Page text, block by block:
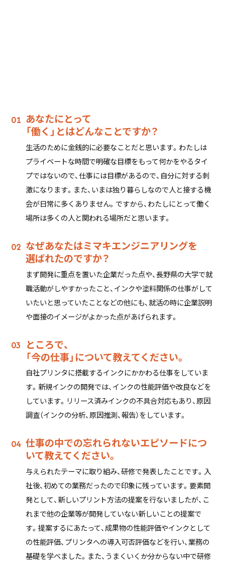
あなたにとって
「働く」とはどんなことですか？
生活のために金銭的に必要なことだと思います。わたしは
プライベートな時間で明確な目標をもって何かをやるタイ
プではないので、仕事には目標があるので、自分に対する刺
激になります。また、いまは独り暮らしなので人と接する機
会が日常に多くありません。ですから、わたしにとって働く
場所は多くの人と関われる場所だと思います。
なぜあなたはミマキエンジニアリングを
選ばれたのですか？
まず開発に重点を置いた企業だった点や、長野県の大学で就
職活動がしやすかったこと、インクや塗料関係の仕事がして
いたいと思っていたことなどの他にも、就活の時に企業説明
や面接のイメージがよかった点があげられます。
ところで、
「今の仕事」について教えてください。
自社プリンタに搭載するインクにかかわる仕事をしていま
す。新規インクの開発では、インクの性能評価や改良などを
しています。リリース済みインクの不具合対応もあり、原因
調査（インクの分析、原因推測、報告）をしています。
仕事の中での忘れられないエピソードにつ
いて教えてください。
与えられたテーマに取り組み、研修で発表したことです。入
社後、初めての業務だったので印象に残っています。要素開
発として、新しいプリント方法の提案を行ないましたが、こ
れまで他の企業等が開発していない新しいことの提案で
す。提案するにあたって、成果物の性能評価やインクとして
の性能評価、プリンタへの導入可否評価などを行い、業務の
基礎を学べました。また、うまくいくか分からない中で研修